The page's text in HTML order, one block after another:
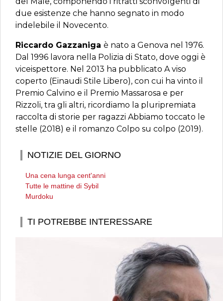
due esistenze che hanno segnato in modo
indelebile il Novecento.
Riccardo Gazzaniga è nato a Genova nel 1976.
Dal 1996 lavora nella Polizia di Stato, dove oggi è
viceispettore. Nel 2013 ha pubblicato A viso
coperto (Einaudi Stile Libero), con cui ha vinto il
Premio Calvino e il Premio Massarosa e per
Rizzoli, tra gli altri, ricordiamo la pluripremiata
raccolta di storie per ragazzi Abbiamo toccato le
stelle (2018) e il romanzo Colpo su colpo (2019).
NOTIZIE DEL GIORNO
Una cena lunga cent'anni
Tutte le mattine di Sybil
Murdoku
TI POTREBBE INTERESSARE